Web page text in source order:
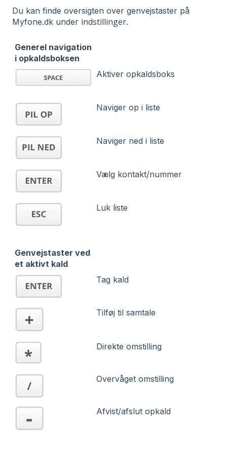
Du kan finde oversigten over genvejstaster på
Myfone.dk under indstillinger.
Generel navigation
i opkaldsboksen
Aktiver opkaldsboks
Naviger op i liste
Naviger ned i liste
Vælg kontakt/nummer
Luk liste
Genvejstaster ved
et aktivt kald
Tag kald
Tilføj til samtale
Direkte omstilling
Overvåget omstilling
Afvist/afslut opkald